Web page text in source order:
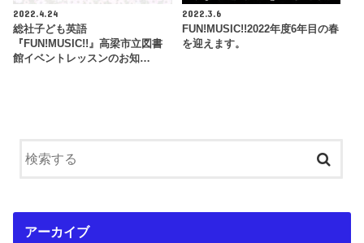
2022.4.24
総社子ども英語
『FUN!MUSIC!!』高梁市立図書
館イベントレッスンのお知…
2022.3.6
FUN!MUSIC!!2022年度6年目の春
を迎えます。
アーカイブ